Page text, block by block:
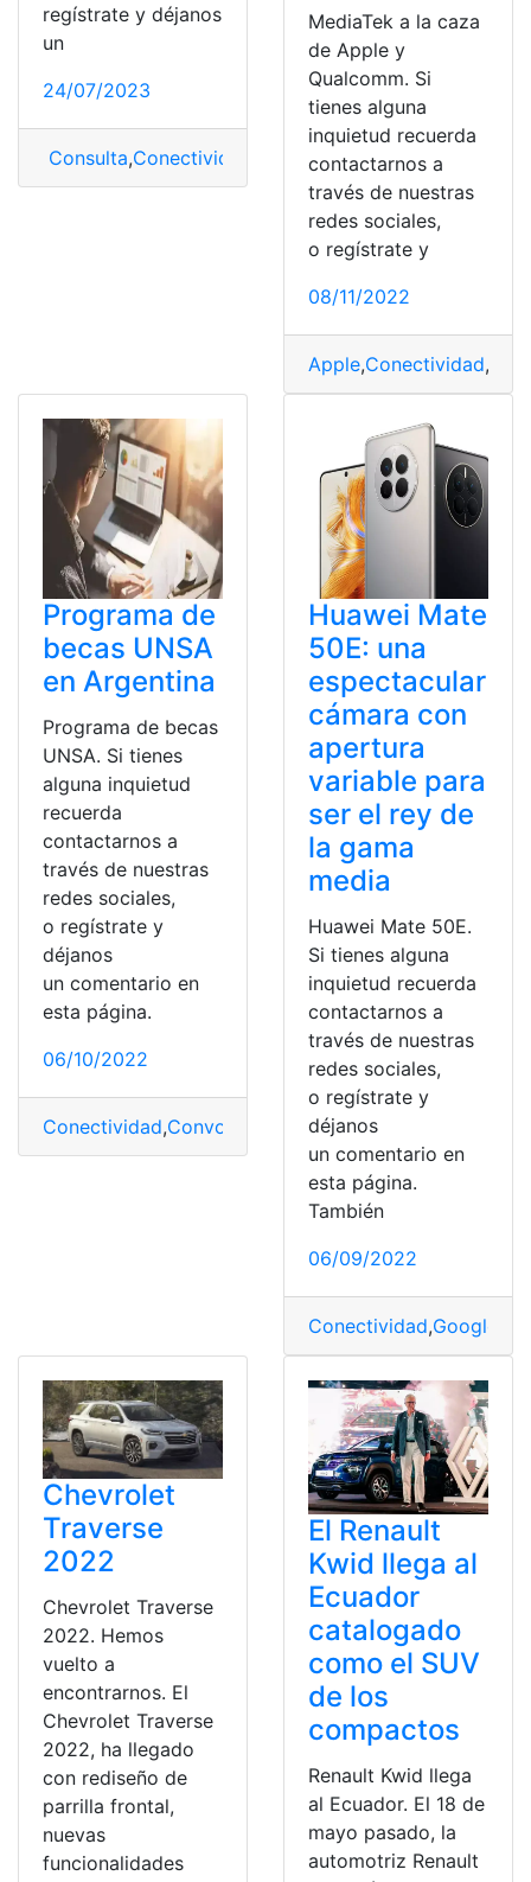
regístrate y déjanos
un
24/07/2023
Consulta,Conectividad Realme,Realme 10,sistema
MediaTek a la caza
de Apple y
Qualcomm. Si
tienes alguna
inquietud recuerda
contactarnos a
través de nuestras
redes sociales,
o regístrate y
08/11/2022
Apple,Conectividad,
Programa de
becas UNSA
en Argentina
Programa de becas
UNSA. Si tienes
alguna inquietud
recuerda
contactarnos a
través de nuestras
redes sociales,
o regístrate y
déjanos
un comentario en
esta página.
06/10/2022
Conectividad,Convocatoria documentos
Huawei Mate
50E: una
espectacular
cámara con
apertura
variable para
ser el rey de
la gama
media
Huawei Mate 50E.
Si tienes alguna
inquietud recuerda
contactarnos a
través de nuestras
redes sociales,
o regístrate y
déjanos
un comentario en
esta página.
También
06/09/2022
Conectividad,Google
Chevrolet
Traverse
2022
Chevrolet Traverse
2022. Hemos
vuelto a
encontrarnos. El
Chevrolet Traverse
2022, ha llegado
con rediseño de
parrilla frontal,
nuevas
funcionalidades
El Renault
Kwid llega al
Ecuador
catalogado
como el SUV
de los
compactos
Renault Kwid llega
al Ecuador. El 18 de
mayo pasado, la
automotriz Renault